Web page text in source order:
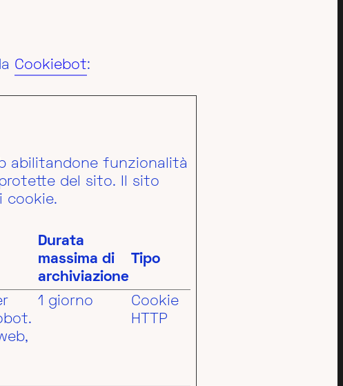
Cookiebot:
abilitandone funzionalità
del sito. Il sito
cookie.
Durata
massima di
archiviazione
Tipo
1 giorno
Cookie
HTTP